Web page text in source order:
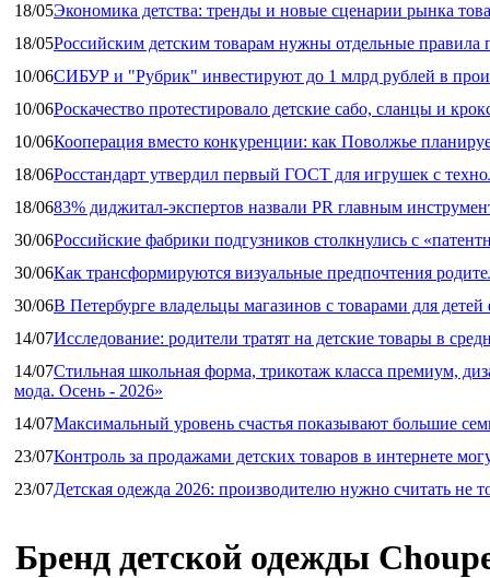
18/05Экономика детства: тренды и новые сценарии рынка
18/05Российским детским товарам нужны отдельные правила
10/06СИБУР и "Рубрик" инвестируют до 1 млрд рублей в
10/06Роскачество протестировало детские сабо, сланцы и
10/06Кооперация вместо конкуренции: как Поволжье
18/06Росстандарт утвердил первый ГОСТ для игрушек с
18/0683% диджитал‑экспертов назвали PR главным
30/06Российские фабрики подгузников столкнулись с
30/06Как трансформируются визуальные предпочтения
30/06В Петербурге владельцы магазинов с товарами для
14/07Исследование: родители тратят на детские товары в
14/07Стильная школьная форма, трикотаж класса премиум,
мода. Осень - 2026»
14/07Максимальный уровень счастья показывают большие
23/07Контроль за продажами детских товаров в интернете
23/07Детская одежда 2026: производителю нужно считать не
Бренд детской одежды